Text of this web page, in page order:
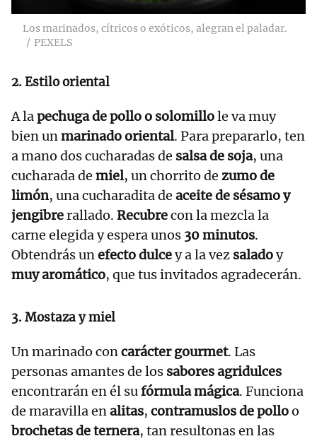
Los marinados, cítricos o exóticos, alegran el paladar.
PEXELS
2. Estilo oriental
A lapechuga de pollo o solomillole va muy
bien unmarinado oriental. Para prepararlo, ten
a mano dos cucharadas de salsa de soja, una
cucharada de miel, un chorrito de zumo de
limón, una cucharadita de aceite de sésamo y
jengibrerallado. Recubrecon la mezcla la
carne elegida y espera unos 30 minutos.
Obtendrás unefecto dulcey a la vez saladoy
muy aromático, que tus invitados agradecerán.
3. Mostaza y miel
Un marinado concarácter gourmet. Las
personas amantes de los sabores agridulces
encontrarán en él sufórmula mágica. Funciona
de maravilla enalitas, contramuslos de polloo
brochetas de ternera, tan resultonas en las